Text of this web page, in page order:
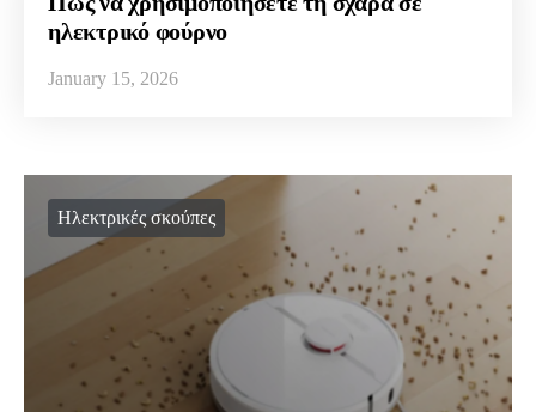
ηλεκτρικό φούρνο
January 15, 2026
Ηλεκτρικές σκούπες